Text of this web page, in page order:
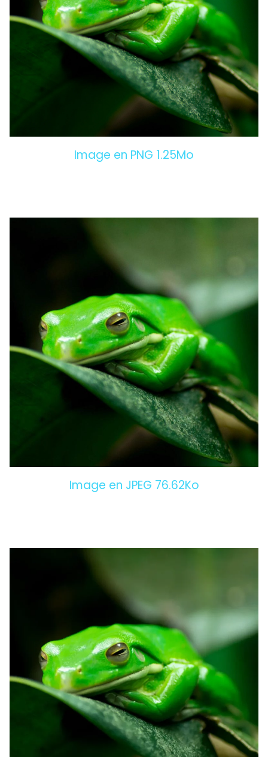
Image en PNG 1.25Mo
Image en JPEG 76.62Ko